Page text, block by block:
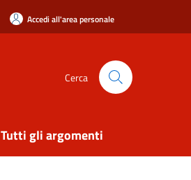
Accedi all'area personale
Cerca
Tutti gli argomenti